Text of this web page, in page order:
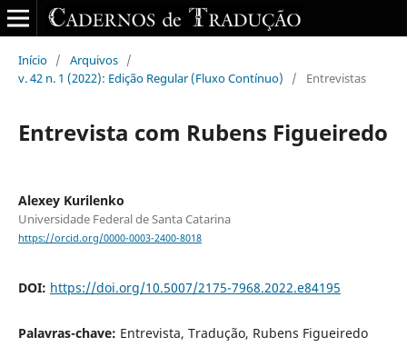
Início / Arquivos /
v. 42 n. 1 (2022): Edição Regular (Fluxo Contínuo)
/ Entrevistas
Entrevista com Rubens Figueiredo
Alexey Kurilenko
Universidade Federal de Santa Catarina
https://orcid.org/0000-0003-2400-8018
DOI: https://doi.org/10.5007/2175-7968.2022.e84195
Palavras-chave: Entrevista, Tradução, Rubens Figueiredo